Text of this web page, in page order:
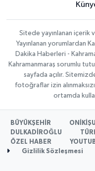
Sitede yayınlanan içerik
Yayınlanan yorumlardan
Dakika Haberleri -
Kahramanmaraş sorumlu
sayfada açılır.
fotoğraflar izin
ortamda
BÜYÜKŞEHİR
DULKADİROĞLU
ÖZEL HABER
Gizlilik Sözleşmesi